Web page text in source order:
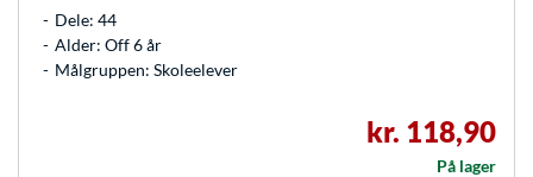
Dele: 44
Alder: Off 6 år
Målgruppen: Skoleelever
kr. 118,90
På lager